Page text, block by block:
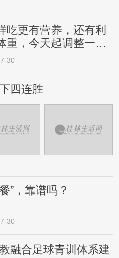
吃更有营养，还有利
重，今天起调整一下
30
四连胜
”，靠谱吗？
30
融合足球青训体系建